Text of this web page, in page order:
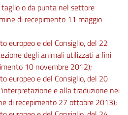
o da punta nel settore
di recepimento 11 maggio
europeo e del Consiglio, del 22
degli animali utilizzati a fini
10 novembre 2012);
europeo e del Consiglio, del 20
e alla traduzione nei
di recepimento 27 ottobre 2013);